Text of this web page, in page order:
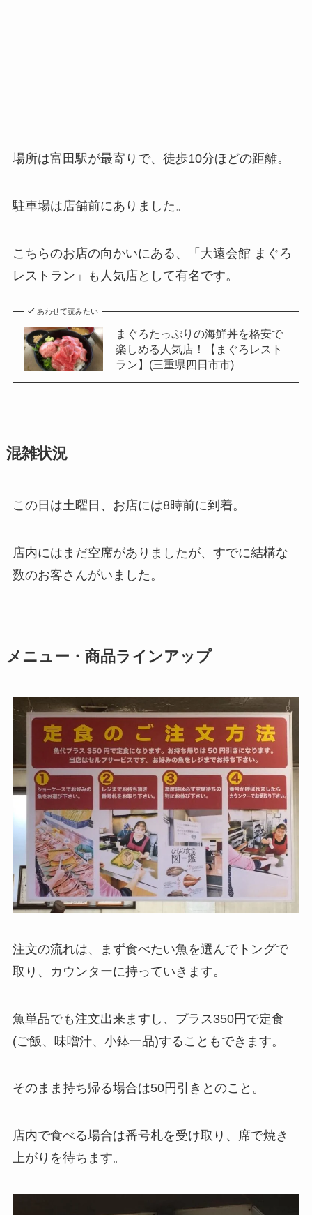
場所は富田駅が最寄りで、徒歩10分ほどの距離。
駐車場は店舗前にありました。
こちらのお店の向かいにある、「大遠会館 まぐろ
レストラン」も人気店として有名です。
あわせて読みたい
まぐろたっぷりの海鮮丼を格安で
楽しめる人気店！【まぐろレスト
ラン】(三重県四日市市)
混雑状況
この日は土曜日、お店には8時前に到着。
店内にはまだ空席がありましたが、すでに結構な
数のお客さんがいました。
メニュー・商品ラインアップ
注文の流れは、まず食べたい魚を選んでトングで
取り、カウンターに持っていきます。
魚単品でも注文出来ますし、プラス350円で定食
(ご飯、味噌汁、小鉢一品)することもできます。
そのまま持ち帰る場合は50円引きとのこと。
店内で食べる場合は番号札を受け取り、席で焼き
上がりを待ちます。